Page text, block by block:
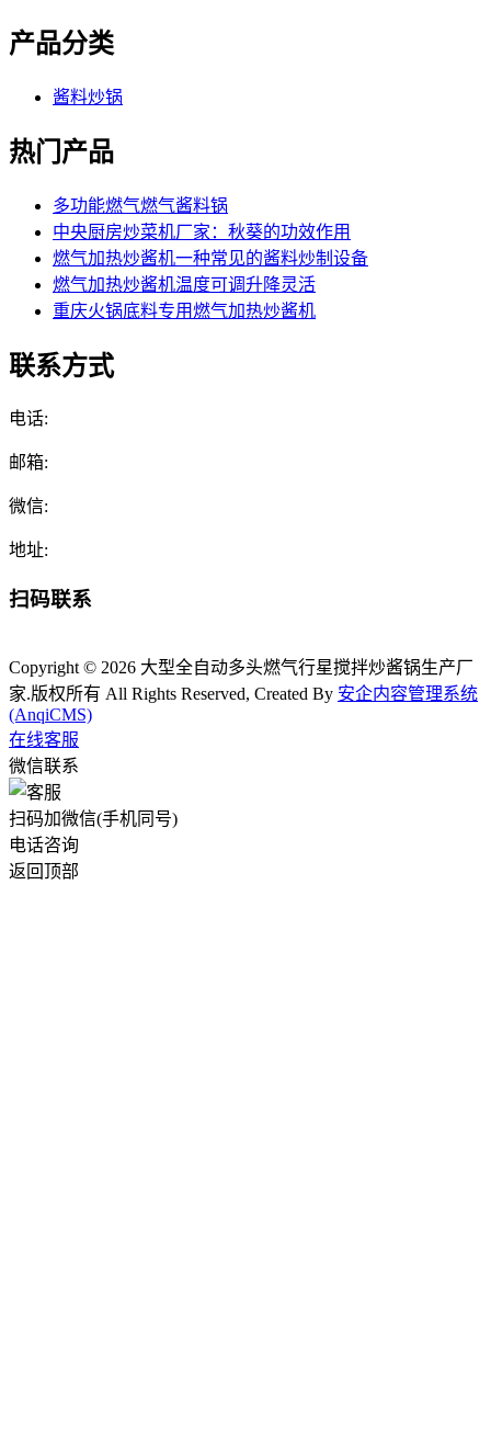
产品分类
酱料炒锅
热门产品
多功能燃气燃气酱料锅
中央厨房炒菜机厂家：秋葵的功效作用
燃气加热炒酱机一种常见的酱料炒制设备
燃气加热炒酱机温度可调升降灵活
重庆火锅底料专用燃气加热炒酱机
联系方式
电话:
邮箱:
微信:
地址:
扫码联系
Copyright © 2026 大型全自动多头燃气行星搅拌炒酱锅生产厂
家.版权所有 All Rights Reserved, Created By 安企内容管理系统
(AnqiCMS)
在线客服
微信联系
扫码加微信(手机同号)
电话咨询
返回顶部